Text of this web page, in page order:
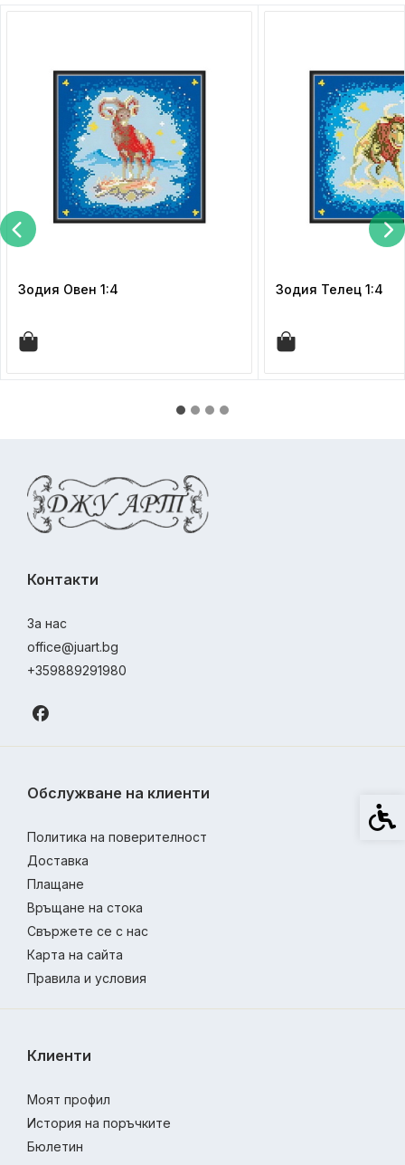
Зодия Овен 1:4 Зодия Телец 1:4
Контакти
За нас
office@juart.bg
+359889291980
Обслужване на клиенти
Политика на поверителност
Доставка
Плащане
Връщане на стока
Свържете се с нас
Карта на сайта
Правила и условия
Клиенти
Моят профил
История на поръчките
Бюлетин